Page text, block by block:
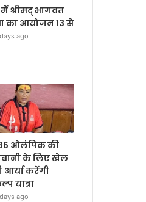
श्रीमद् भागवत
का आयोजन 13 से
ago
ओलंपिक की
के लिए खेल
आर्या करेंगी
यात्रा
ago